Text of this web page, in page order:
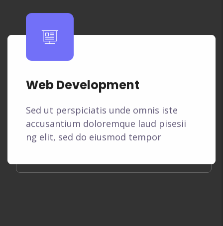
Web Development
Sed ut perspiciatis unde omnis iste
accusantium doloremque laud pisesii
ng elit, sed do eiusmod tempor